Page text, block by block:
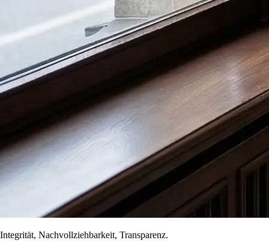
Integrität, Nachvollziehbarkeit, Transparenz.